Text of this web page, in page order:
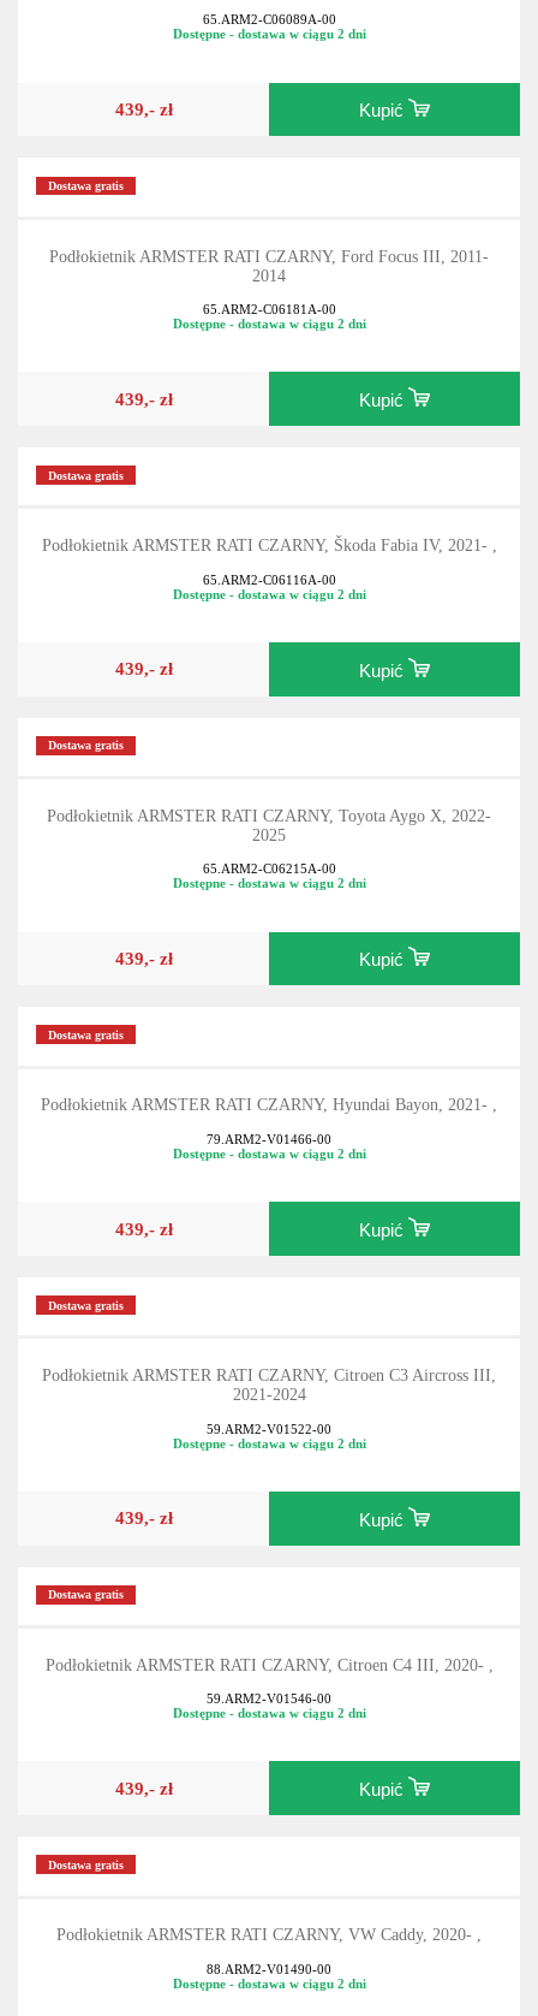
65.ARM2-C06089A-00
Dostępne - dostawa w ciągu 2 dni
439,- zł Kupić
Dostawa gratis
Podłokietnik ARMSTER RATI CZARNY, Ford Focus III, 2011-
2014
65.ARM2-C06181A-00
Dostępne - dostawa w ciągu 2 dni
439,- zł Kupić
Dostawa gratis
Podłokietnik ARMSTER RATI CZARNY, Škoda Fabia IV, 2021- ,
65.ARM2-C06116A-00
Dostępne - dostawa w ciągu 2 dni
439,- zł Kupić
Dostawa gratis
Podłokietnik ARMSTER RATI CZARNY, Toyota Aygo X, 2022-
2025
65.ARM2-C06215A-00
Dostępne - dostawa w ciągu 2 dni
439,- zł Kupić
Dostawa gratis
Podłokietnik ARMSTER RATI CZARNY, Hyundai Bayon, 2021- ,
79.ARM2-V01466-00
Dostępne - dostawa w ciągu 2 dni
439,- zł Kupić
Dostawa gratis
Podłokietnik ARMSTER RATI CZARNY, Citroen C3 Aircross III,
2021-2024
59.ARM2-V01522-00
Dostępne - dostawa w ciągu 2 dni
439,- zł Kupić
Dostawa gratis
Podłokietnik ARMSTER RATI CZARNY, Citroen C4 III, 2020- ,
59.ARM2-V01546-00
Dostępne - dostawa w ciągu 2 dni
439,- zł Kupić
Dostawa gratis
Podłokietnik ARMSTER RATI CZARNY, VW Caddy, 2020- ,
88.ARM2-V01490-00
Dostępne - dostawa w ciągu 2 dni